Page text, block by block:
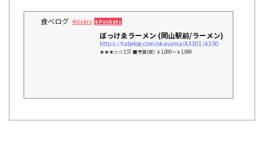
食べログ 4 Users 6 Pockets
ぼっけゑラーメン (岡山駅前/ラーメン)
https://tabelog.com/okayama/A3301/A330101/33000119/
★★★☆☆3.57 ■予算(夜):￥1,000～￥1,999